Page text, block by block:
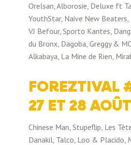
Orelsan, Alborosie, Deluxe ft
YouthStar, Naive New
VJ Befour, Sporto Kantes,
du Bronx, Dagoba, Greggy &
Alkabaya, La Mine de Rien,
FOREZTIVAL
27 ET 28 AOÛT
Chinese Man, Stupeflip, Les
Danakil, Talco, Loo & Placido,